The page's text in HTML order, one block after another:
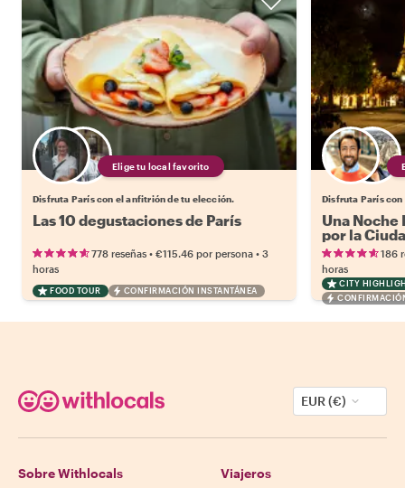
Elige tu local favorito
Disfruta París con el anfitrión de tu elección.
Las 10 degustaciones de París
778 reseñas • €115.46 por persona • 3
horas
FOOD TOUR CONFIRMACIÓN INSTANTÁNEA
Disfruta París
Una Noche
por la
186
horas
CITY
EUR (€)
Sobre Withlocals Viajeros